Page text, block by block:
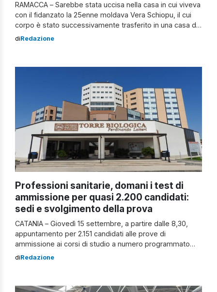
RAMACCA – Sarebbe stata uccisa nella casa in cui viveva
con il fidanzato la 25enne moldava Vera Schiopu, il cui
corpo è stato successivamente trasferito in una casa di
campagna semi-abbandonata dove è stato scoperto. Gli
spostamento del corpo per simulare un […]
diRedazione
Professioni sanitarie, domani i test di
ammissione per quasi 2.200 candidati:
sedi e svolgimento della prova
CATANIA – Giovedì 15 settembre, a partire dalle 8,30,
appuntamento per 2.151 candidati alle prove di
ammissione ai corsi di studio a numero programmato
nazionale in Professioni sanitarie. Il test prenderà il via
nelle quali i candidati saranno distribuiti in […]
diRedazione